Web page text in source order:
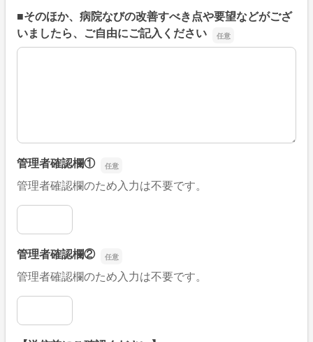
■そのほか、病院なびの改善すべき点や要望などがござ
いましたら、ご自由にご記入ください
■そのほか、病院なびの改善すべき点や要望などがござい
管理者確認欄①
管理者確認欄のため入力は不要です。
管理者確認欄①
管理者確認欄②
管理者確認欄のため入力は不要です。
管理者確認欄②